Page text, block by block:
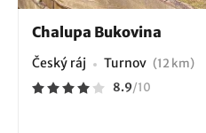
Chalupa Bukovina
Český ráj Turnov (12 km)
8.9/10